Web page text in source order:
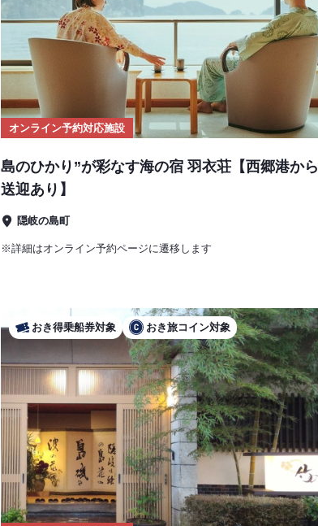
オンライン予約対応施設
島のひかり”が彩なす海の宿 羽衣荘【西郷港から
送迎あり】
隠岐の島町
※詳細はオンライン予約ページに遷移します
おき得乗船券対象 おき旅コイン対象